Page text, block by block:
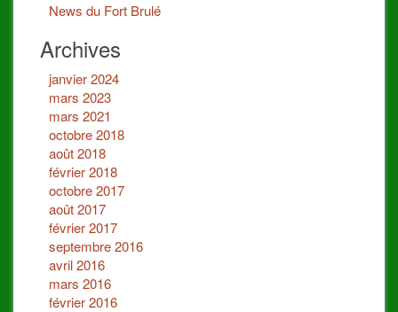
News du Fort Brulé
Archives
janvier 2024
mars 2023
mars 2021
octobre 2018
août 2018
février 2018
octobre 2017
août 2017
février 2017
septembre 2016
avril 2016
mars 2016
février 2016